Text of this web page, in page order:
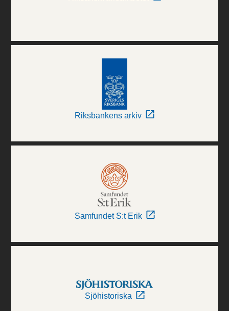
Riksbankens arkiv
Samfundet S:t Erik
Sjöhistoriska